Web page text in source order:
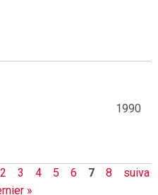
1990
2 3 4 5 6 7 8
suiva
»